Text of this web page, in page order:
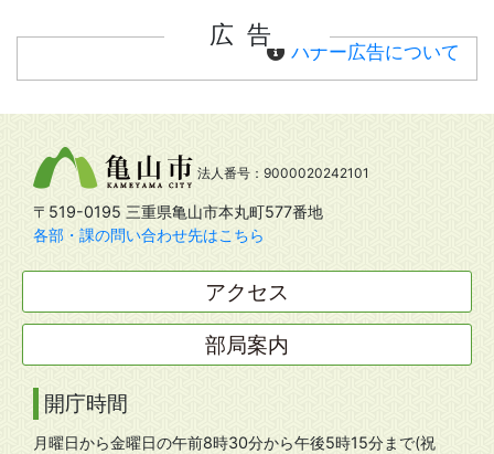
広告
バナー広告について
法人番号：9000020242101
〒519-0195 三重県亀山市本丸町577番地
各部・課の問い合わせ先はこちら
アクセス
部局案内
開庁時間
月曜日から金曜日の午前8時30分から午後5時15分まで(祝